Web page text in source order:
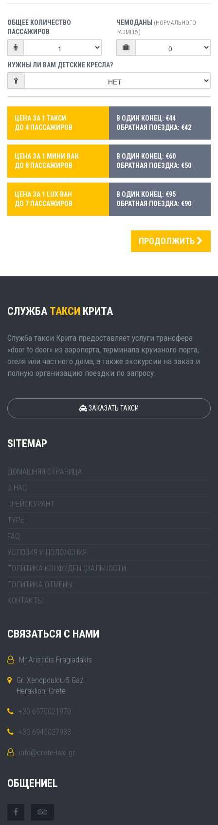
ОБЩЕЕ КОЛИЧЕСТВО
ПАССАЖИРОВ
ЧЕМОДАНЫ (НОРМАЛЬНОГО
РАЗМЕРА)
НУЖНЫ ЛИ ВАМ ДЕТСКИЕ КРЕСЛА?
ЦЕНА ЗА 1 ТАКСИ
ДО 4 ПАССАЖИРОВ
В ОДИН КОНЕЦ: €44
ОБРАТНАЯ ПОЕЗДКА: €42
ЦЕНА ЗА 1 МИНИ ВАН
ДО 8 ПАССАЖИРОВ
В ОДИН КОНЕЦ: €60
ОБРАТНАЯ ПОЕЗДКА: €50
ЦЕНА ЗА 1 LUX ВАН
ДО 7 ПАССАЖИРОВ
В ОДИН КОНЕЦ: €95
ОБРАТНАЯ ПОЕЗДКА: €90
ПРОДОЛЖИТЬ
СЛУЖБА ТАКСИ КРИТА
Служба такси Крита предоставляет услуги трансфера
«door to door» из аэропорта, терминала круизного порта,
отеля или частного дома, а также экскурсии на заказ и
полную организацию поездки по запросу.
ЗАКАЗАТЬ ТАКСИ
SITEMAP
ДОМАШНЯЯ СТРАНИЦА
О НАС
ПРЕЙСКУРАНТ
ТУРЫ
FAQ
УСЛОВИЯ И ПОЛОЖЕНИЯ
ПОЛИТИКА КОНФИДЕНЦИАЛЬНОСТИ
ПОЛИТИКА ОТМЕНЫ
КОНТАКТЫ
СВЯЗАТЬСЯ С НАМИ
Mr Aristidis Fragiadakis
Gr. Xenopoulou 5 Gazi
Heraklion, Crete
+30 6970021970
+30 6945027933
info@crete-taxi.gr
ОБЩЕНИЕL